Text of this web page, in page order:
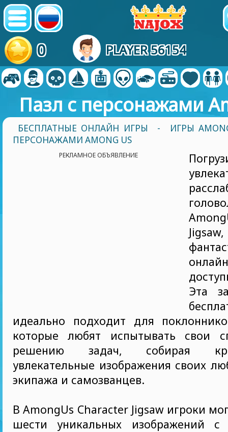
0 PLAYER 56154
Пазл с персонажами
БЕСПЛАТНЫЕ ОНЛАЙН ИГРЫ -
ИГРЫ
ПЕРСОНАЖАМИ AMONG US
РЕКЛАМНОЕ ОБЪЯВЛЕНИЕ
Jigsaw,
Эта
идеально подходит для
которые любят испытывать свои
решению задач, собирая
увлекательные изображения своих
экипажа и самозванцев.
В AmongUs Character Jigsaw игроки
шести уникальных изображений с